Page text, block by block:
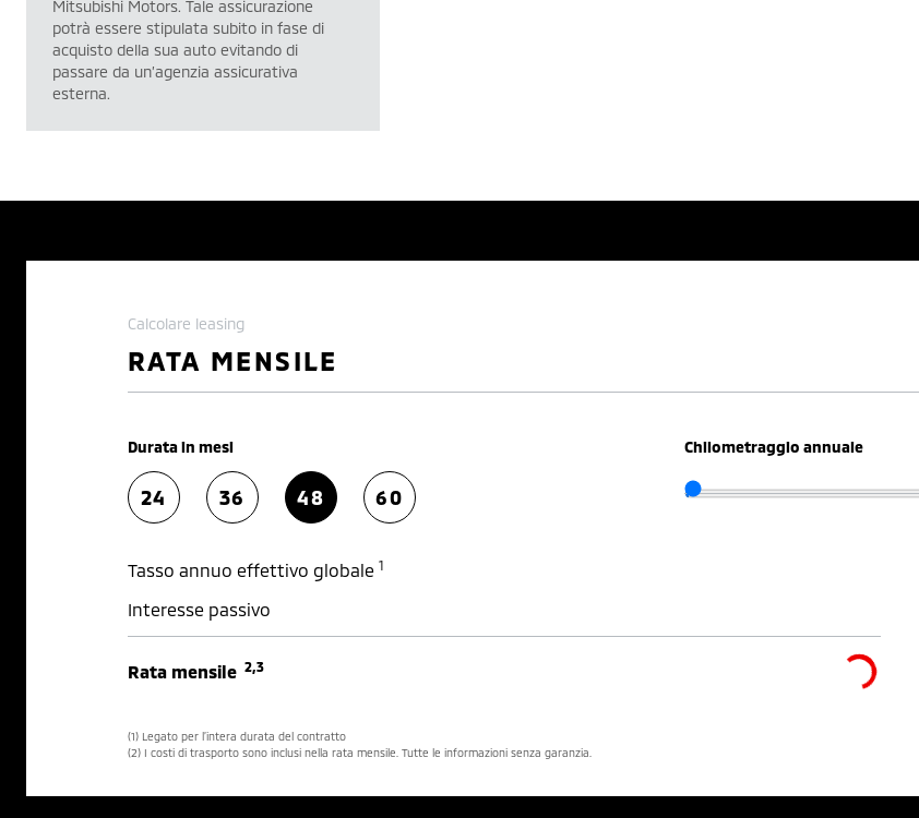
Mitsubishi Motors. Tale assicurazione
potrà essere stipulata subito in fase di
acquisto della sua auto evitando di
passare da un’agenzia assicurativa
esterna.
Calcolare leasing
RATA MENSILE
Durata in mesi
24 36 48 60
Chilometraggio annuale
Tasso annuo effettivo globale 1
Interesse passivo
Rata mensile 2,3
(1) Legato per l’intera durata del contratto
(2) I costi di trasporto sono inclusi nella rata mensile. Tutte le informazioni senza garanzia.